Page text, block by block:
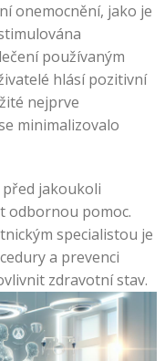
onemocnění, jako je
používaným
hlásí pozitivní
nejprve
minimalizovalo
jakoukoli
odbornou pomoc.
specialistou je
a prevenci
zdravotní stav.